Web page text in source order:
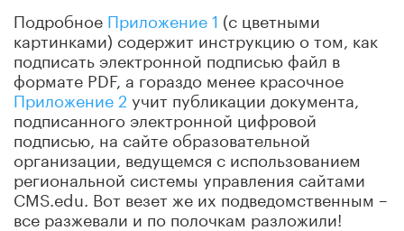
Подробное Приложение 1 (с цветными
картинками) содержит инструкцию о том, как
подписать электронной подписью файл в
формате PDF, а гораздо менее красочное
Приложение 2 учит публикации документа,
подписанного электронной цифровой
подписью, на сайте образовательной
организации, ведущемся с использованием
региональной системы управления сайтами
CMS.edu. Вот везет же их подведомственным –
все разжевали и по полочкам разложили!